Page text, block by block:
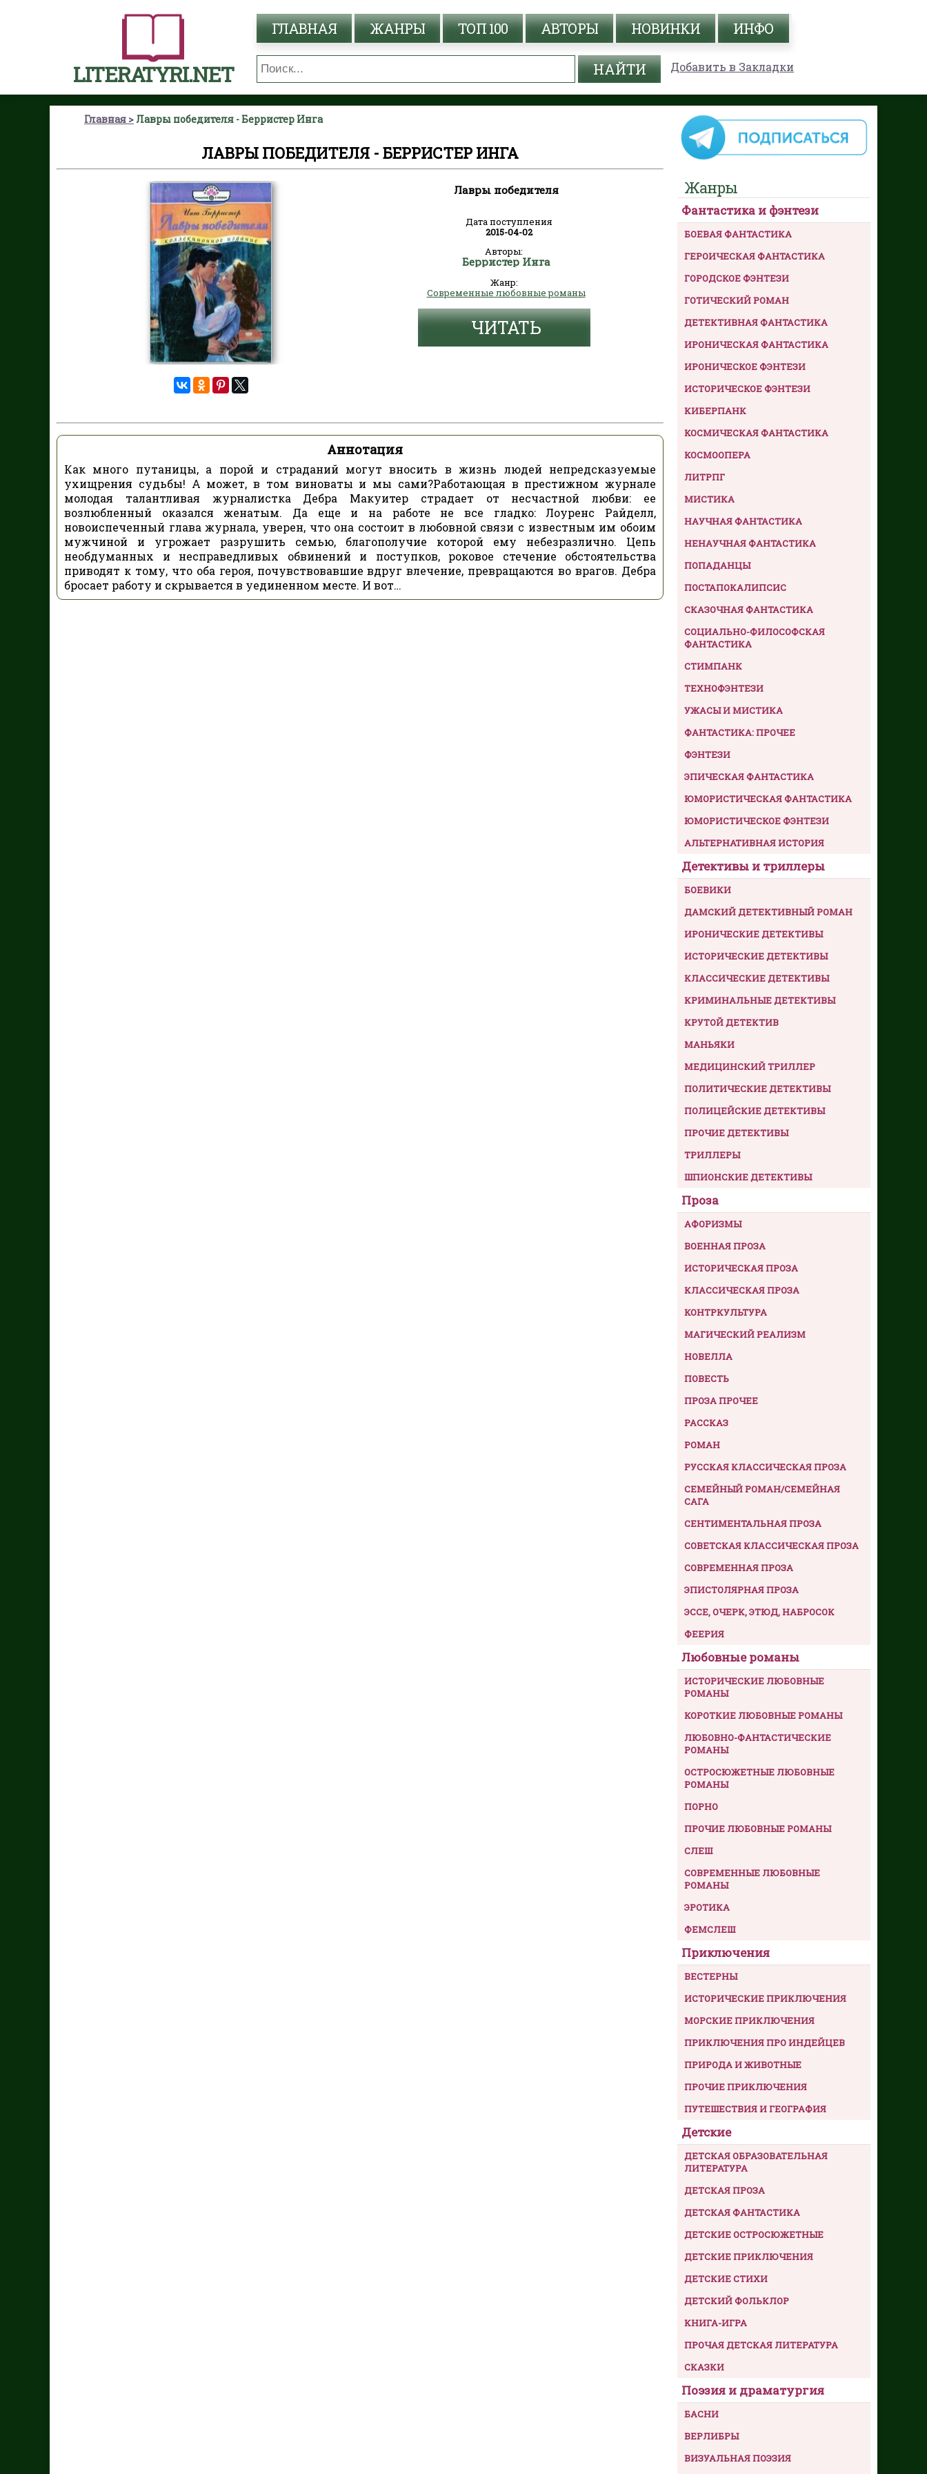
LITERATYRI.NET
ГЛАВНАЯ ЖАНРЫ ТОП 100 АВТОРЫ НОВИНКИ ИНФО
Добавить в Закладки
Главная Лавры победителя - Берристер Инга
ЛАВРЫ ПОБЕДИТЕЛЯ - БЕРРИСТЕР ИНГА
Лавры победителя
Дата поступления
2015-04-02
Авторы:
Берристер Инга
Жанр:
Современные любовные романы
ЧИТАТЬ
Аннотация
Как много путаницы, а порой и страданий могут вносить в жизнь людей непредсказуемые
ухищрения судьбы! А может, в том виноваты и мы сами?Работающая в престижном журнале
молодая талантливая журналистка Дебра Макуитер страдает от несчастной любви: ее
возлюбленный оказался женатым. Да еще и на работе не все гладко: Лоуренс Райделл,
новоиспеченный глава журнала, уверен, что она состоит в любовной связи с известным им обоим
мужчиной и угрожает разрушить семью, благополучие которой ему небезразлично. Цепь
необдуманных и несправедливых обвинений и поступков, роковое стечение обстоятельства
приводят к тому, что оба героя, почувствовавшие вдруг влечение, превращаются во врагов. Дебра
бросает работу и скрывается в уединенном месте. И вот…
Жанры
Фантастика и фэнтези
БОЕВАЯ ФАНТАСТИКА
ГЕРОИЧЕСКАЯ ФАНТАСТИКА
ГОРОДСКОЕ ФЭНТЕЗИ
ГОТИЧЕСКИЙ РОМАН
ДЕТЕКТИВНАЯ ФАНТАСТИКА
ИРОНИЧЕСКАЯ ФАНТАСТИКА
ИРОНИЧЕСКОЕ ФЭНТЕЗИ
ИСТОРИЧЕСКОЕ ФЭНТЕЗИ
КИБЕРПАНК
КОСМИЧЕСКАЯ ФАНТАСТИКА
КОСМООПЕРА
ЛИТРПГ
МИСТИКА
НАУЧНАЯ ФАНТАСТИКА
НЕНАУЧНАЯ ФАНТАСТИКА
ПОПАДАНЦЫ
ПОСТАПОКАЛИПСИС
СКАЗОЧНАЯ ФАНТАСТИКА
СОЦИАЛЬНО-ФИЛОСОФСКАЯ
ФАНТАСТИКА
СТИМПАНК
ТЕХНОФЭНТЕЗИ
УЖАСЫ И МИСТИКА
ФАНТАСТИКА: ПРОЧЕЕ
ФЭНТЕЗИ
ЭПИЧЕСКАЯ ФАНТАСТИКА
ЮМОРИСТИЧЕСКАЯ ФАНТАСТИКА
ЮМОРИСТИЧЕСКОЕ ФЭНТЕЗИ
АЛЬТЕРНАТИВНАЯ ИСТОРИЯ
Детективы и триллеры
БОЕВИКИ
ДАМСКИЙ ДЕТЕКТИВНЫЙ РОМАН
ИРОНИЧЕСКИЕ ДЕТЕКТИВЫ
ИСТОРИЧЕСКИЕ ДЕТЕКТИВЫ
КЛАССИЧЕСКИЕ ДЕТЕКТИВЫ
КРИМИНАЛЬНЫЕ ДЕТЕКТИВЫ
КРУТОЙ ДЕТЕКТИВ
МАНЬЯКИ
МЕДИЦИНСКИЙ ТРИЛЛЕР
ПОЛИТИЧЕСКИЕ ДЕТЕКТИВЫ
ПОЛИЦЕЙСКИЕ ДЕТЕКТИВЫ
ПРОЧИЕ ДЕТЕКТИВЫ
ТРИЛЛЕРЫ
ШПИОНСКИЕ ДЕТЕКТИВЫ
Проза
АФОРИЗМЫ
ВОЕННАЯ ПРОЗА
ИСТОРИЧЕСКАЯ ПРОЗА
КЛАССИЧЕСКАЯ ПРОЗА
КОНТРКУЛЬТУРА
МАГИЧЕСКИЙ РЕАЛИЗМ
НОВЕЛЛА
ПОВЕСТЬ
ПРОЗА ПРОЧЕЕ
РАССКАЗ
РОМАН
РУССКАЯ КЛАССИЧЕСКАЯ ПРОЗА
СЕМЕЙНЫЙ РОМАН/СЕМЕЙНАЯ
САГА
СЕНТИМЕНТАЛЬНАЯ ПРОЗА
СОВЕТСКАЯ КЛАССИЧЕСКАЯ ПРОЗА
СОВРЕМЕННАЯ ПРОЗА
ЭПИСТОЛЯРНАЯ ПРОЗА
ЭССЕ, ОЧЕРК, ЭТЮД, НАБРОСОК
ФЕЕРИЯ
Любовные романы
ИСТОРИЧЕСКИЕ ЛЮБОВНЫЕ
РОМАНЫ
КОРОТКИЕ ЛЮБОВНЫЕ РОМАНЫ
ЛЮБОВНО-ФАНТАСТИЧЕСКИЕ
РОМАНЫ
ОСТРОСЮЖЕТНЫЕ ЛЮБОВНЫЕ
РОМАНЫ
ПОРНО
ПРОЧИЕ ЛЮБОВНЫЕ РОМАНЫ
СЛЕШ
СОВРЕМЕННЫЕ ЛЮБОВНЫЕ
РОМАНЫ
ЭРОТИКА
ФЕМСЛЕШ
Приключения
ВЕСТЕРНЫ
ИСТОРИЧЕСКИЕ ПРИКЛЮЧЕНИЯ
МОРСКИЕ ПРИКЛЮЧЕНИЯ
ПРИКЛЮЧЕНИЯ ПРО ИНДЕЙЦЕВ
ПРИРОДА И ЖИВОТНЫЕ
ПРОЧИЕ ПРИКЛЮЧЕНИЯ
ПУТЕШЕСТВИЯ И ГЕОГРАФИЯ
Детские
ДЕТСКАЯ ОБРАЗОВАТЕЛЬНАЯ
ЛИТЕРАТУРА
ДЕТСКАЯ ПРОЗА
ДЕТСКАЯ ФАНТАСТИКА
ДЕТСКИЕ ОСТРОСЮЖЕТНЫЕ
ДЕТСКИЕ ПРИКЛЮЧЕНИЯ
ДЕТСКИЕ СТИХИ
ДЕТСКИЙ ФОЛЬКЛОР
КНИГА-ИГРА
ПРОЧАЯ ДЕТСКАЯ ЛИТЕРАТУРА
СКАЗКИ
Поэзия и драматургия
БАСНИ
ВЕРЛИБРЫ
ВИЗУАЛЬНАЯ ПОЭЗИЯ